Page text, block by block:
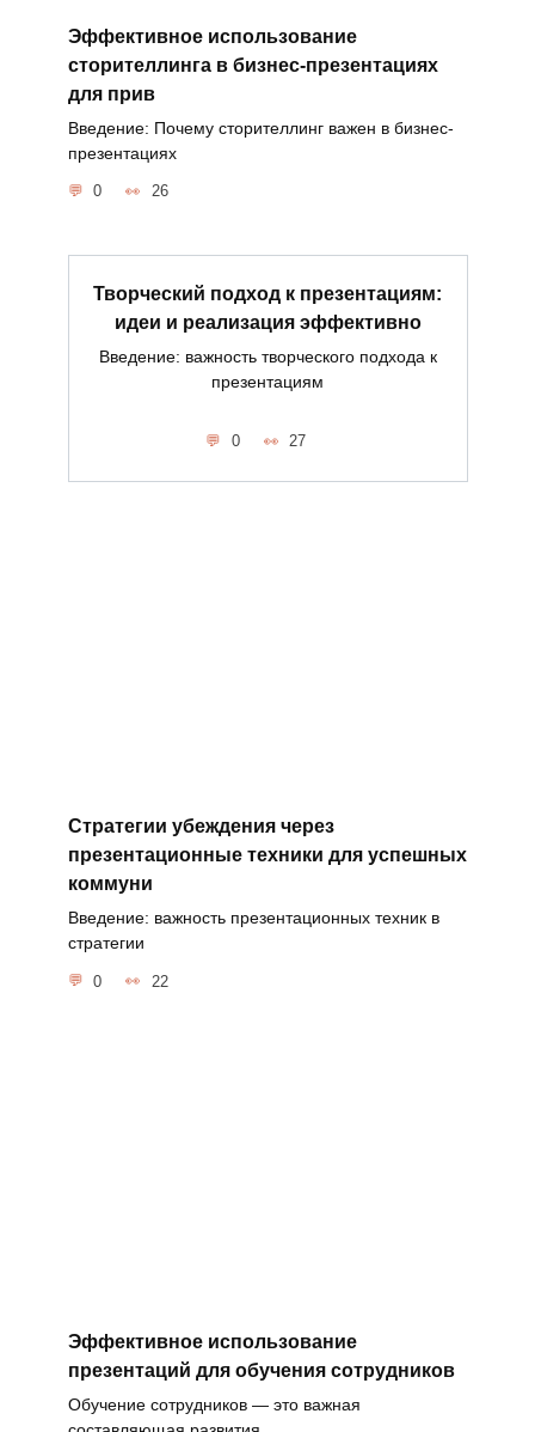
Эффективное использование
сторителлинга в бизнес-презентациях
для прив
Введение: Почему сторителлинг важен в бизнес-
презентациях
0 26
Творческий подход к презентациям:
идеи и реализация эффективно
Введение: важность творческого подхода к
презентациям
0 27
Стратегии убеждения через
презентационные техники для успешных
коммуни
Введение: важность презентационных техник в
стратегии
0 22
Эффективное использование
презентаций для обучения сотрудников
Обучение сотрудников — это важная